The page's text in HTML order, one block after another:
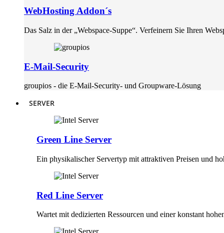
WebHosting Addon´s
Das Salz in der „Webspace-Suppe“. Verfeinern Sie Ihren
E-Mail-Security
groupios - die E-Mail-Security- und Groupware-Lösung
SERVER
Green Line Server
Ein physikalischer Servertyp mit attraktiven Preisen und
Red Line Server
Wartet mit dedizierten Ressourcen und einer konstant